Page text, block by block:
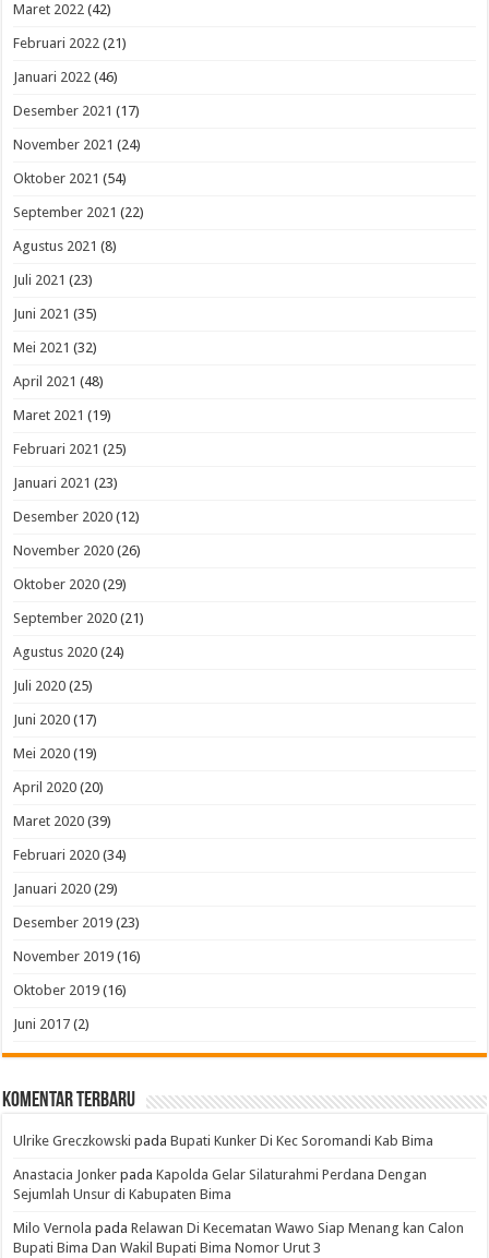
Maret 2022 (42)
Februari 2022 (21)
Januari 2022 (46)
Desember 2021 (17)
November 2021 (24)
Oktober 2021 (54)
September 2021 (22)
Agustus 2021 (8)
Juli 2021 (23)
Juni 2021 (35)
Mei 2021 (32)
April 2021 (48)
Maret 2021 (19)
Februari 2021 (25)
Januari 2021 (23)
Desember 2020 (12)
November 2020 (26)
Oktober 2020 (29)
September 2020 (21)
Agustus 2020 (24)
Juli 2020 (25)
Juni 2020 (17)
Mei 2020 (19)
April 2020 (20)
Maret 2020 (39)
Februari 2020 (34)
Januari 2020 (29)
Desember 2019 (23)
November 2019 (16)
Oktober 2019 (16)
Juni 2017 (2)
Komentar Terbaru
Ulrike Greczkowski padaBupati Kunker Di Kec Soromandi Kab Bima
Anastacia Jonker padaKapolda Gelar Silaturahmi Perdana Dengan
Sejumlah Unsur di Kabupaten Bima
Milo Vernola padaRelawan Di Kecematan Wawo Siap Menang kan Calon
Bupati Bima Dan Wakil Bupati Bima Nomor Urut 3